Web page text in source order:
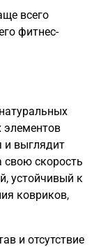
всего
фитнес-
элементов
и выглядит
свою скорость
устойчивый к
ковриков,
и отсутствие